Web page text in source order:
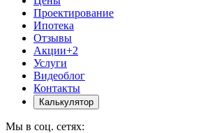
Проектирование
Ипотека
Отзывы
Акции+2
Услуги
Видеоблог
Контакты
Калькулятор
Мы в соц. сетях: